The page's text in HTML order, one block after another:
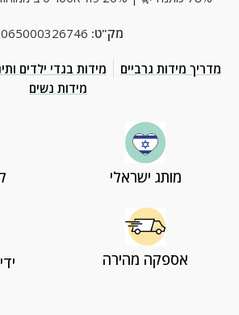
מק"ט:
מדריך מידות גרביים מידות בגדי ילדים
מידות נשים
מותג ישראלי
אספקה מהירה